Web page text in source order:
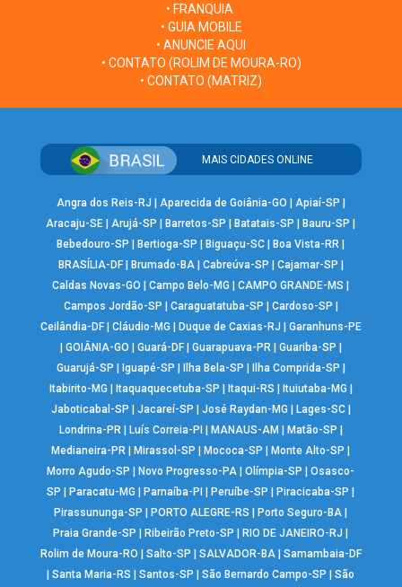
• FRANQUIA
• GUIA MOBILE
• ANUNCIE AQUI
• CONTATO (ROLIM DE MOURA-RO)
• CONTATO (MATRIZ)
MAIS CIDADES ONLINE
Angra dos Reis-RJ Aparecida de Goiânia-GO Apiaí-SP
Aracaju-SE |Arujá-SP Barretos-SP Batatais-SP Bauru-SP
Bebedouro-SP
Bertioga-SP Biguaçu-SC Boa Vista-RR
BRASÍLIA-DF| Brumado-BA| Cabreúva-SP Cajamar-SP
Caldas Novas-GO
|Campo Belo-MG |CAMPO GRANDE-MS
Campos Jordão-SP
Caraguatatuba-SP Cardoso-SP
Ceilândia-DF| Cláudio-MG Duque de Caxias-RJ
Garanhuns-PE
GOIÂNIA-GO Guará-DF| Guarapuava-PR| Guariba-SP
Guarujá-SP
Iguapé-SP Ilha Bela-SP Ilha Comprida-SP
Itabirito-MG
Itaquaquecetuba-SP Itaqui-RS Ituiutaba-MG
Jaboticabal-SP
Jacareí-SP José Raydan-MG Lages-SC|
Londrina-PR| Luís Correia-PI MANAUS-AM Matão-SP
Medianeira-PR
Mirassol-SP Mococa-SP Monte Alto-SP
Morro Agudo-SP
Novo Progresso-PA |Olímpia-SP |Osasco-
SP
Paracatu-MG Parnaíba-PI Peruíbe-SP Piracicaba-SP
Pirassununga-SP
PORTO ALEGRE-RS Porto Seguro-BA
Praia Grande-SP
Ribeirão Preto-SP RIO DE JANEIRO-RJ
Rolim de Moura-RO
Salto-SP SALVADOR-BA| Samambaia-DF
|Santa Maria-RS |Santos-SP |São Bernardo Campo-SP |São